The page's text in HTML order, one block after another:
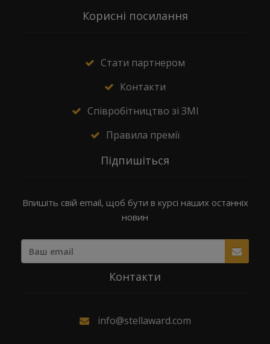
Корисні посилання
Стати партнером
Контакти
Співробітництво зі ЗМІ
Правила премії
Підпишіться
Впишіть свій email, щоб бути в курсі наших останніх
новин
Контакти
info@stellaward.com